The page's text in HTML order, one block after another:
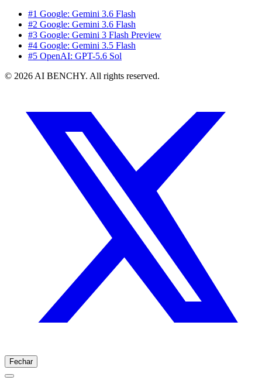
#1 Google: Gemini 3.6 Flash
#2 Google: Gemini 3.6 Flash
#3 Google: Gemini 3 Flash Preview
#4 Google: Gemini 3.5 Flash
#5 OpenAI: GPT-5.6 Sol
© 2026 AI BENCHY. All rights reserved.
Fechar